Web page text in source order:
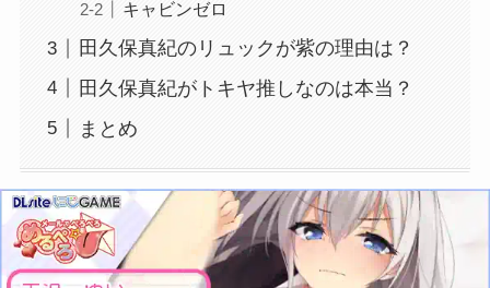
キャビンゼロ
田久保真紀のリュックが紫の理由は？
田久保真紀がトキヤ推しなのは本当？
まとめ